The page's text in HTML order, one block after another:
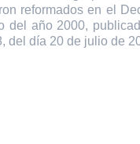
reformados en el
del año 2000,
del día 20 de julio de